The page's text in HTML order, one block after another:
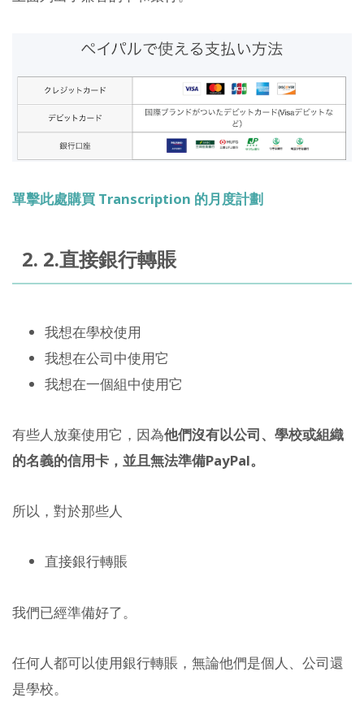
單擊此處購買 Transcription 的月度計劃
2. 2.直接銀行轉賬
我想在學校使用
我想在公司中使用它
我想在一個組中使用它
有些人放棄使用它，因為他們沒有以公司、學校或組織
的名義的信用卡，並且無法準備PayPal。
所以，對於那些人
直接銀行轉賬
我們已經準備好了。
任何人都可以使用銀行轉賬，無論他們是個人、公司還
是學校。